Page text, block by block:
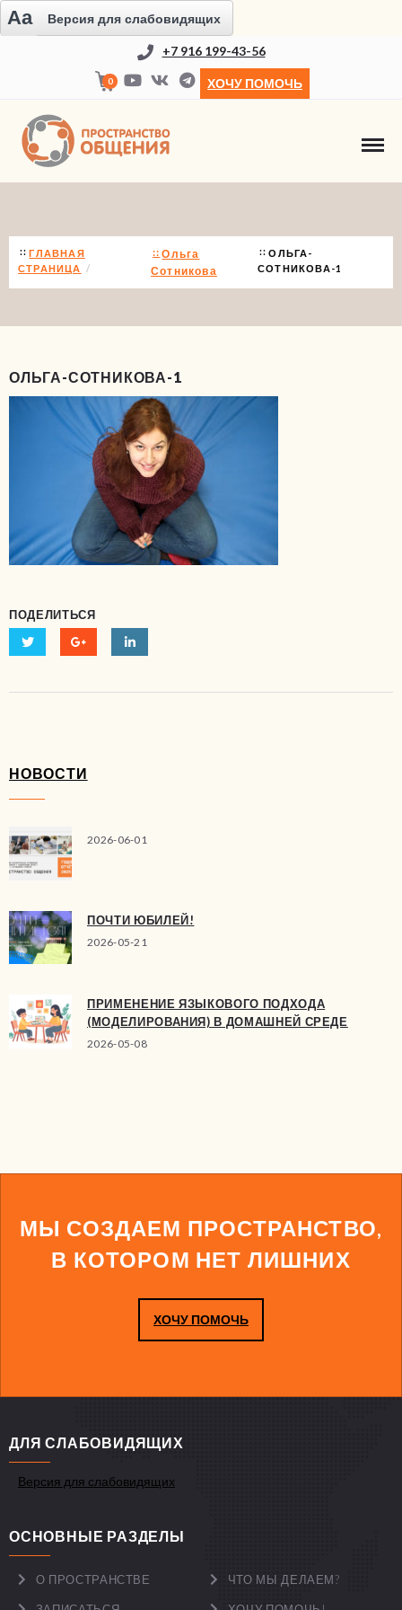
Aa Версия для слабовидящих
+7 916 199-43-56
0 ХОЧУ ПОМОЧЬ
ГЛАВНАЯ
СТРАНИЦА
Ольга
Сотникова
ОЛЬГА-
СОТНИКОВА-1
ОЛЬГА-СОТНИКОВА-1
ПОДЕЛИТЬСЯ
НОВОСТИ
2026-06-01
ПОЧТИ ЮБИЛЕЙ!
2026-05-21
ПРИМЕНЕНИЕ ЯЗЫКОВОГО ПОДХОДА
(МОДЕЛИРОВАНИЯ) В ДОМАШНЕЙ СРЕДЕ
2026-05-08
МЫ СОЗДАЕМ ПРОСТРАНСТВО,
В КОТОРОМ НЕТ ЛИШНИХ
ХОЧУ ПОМОЧЬ
ДЛЯ СЛАБОВИДЯЩИХ
Версия для слабовидящих
ОСНОВНЫЕ РАЗДЕЛЫ
О ПРОСТРАНСТВЕ ЧТО МЫ ДЕЛАЕМ?